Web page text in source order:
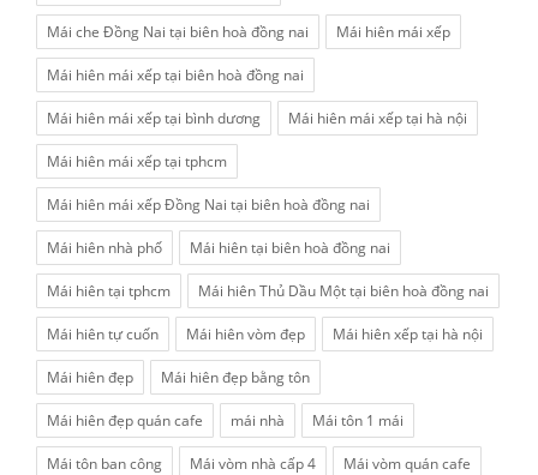
Mái che Đồng Nai tại biên hoà đồng nai Mái hiên mái xếp
Mái hiên mái xếp tại biên hoà đồng nai
Mái hiên mái xếp tại bình dương Mái hiên mái xếp tại hà nội
Mái hiên mái xếp tại tphcm
Mái hiên mái xếp Đồng Nai tại biên hoà đồng nai
Mái hiên nhà phố Mái hiên tại biên hoà đồng nai
Mái hiên tại tphcm Mái hiên Thủ Dầu Một tại biên hoà đồng nai
Mái hiên tự cuốn Mái hiên vòm đẹp Mái hiên xếp tại hà nội
Mái hiên đẹp Mái hiên đẹp bằng tôn
Mái hiên đẹp quán cafe mái nhà Mái tôn 1 mái
Mái tôn ban công Mái vòm nhà cấp 4 Mái vòm quán cafe